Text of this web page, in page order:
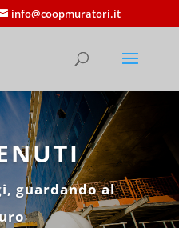
info@coopmuratori.it
guardando al